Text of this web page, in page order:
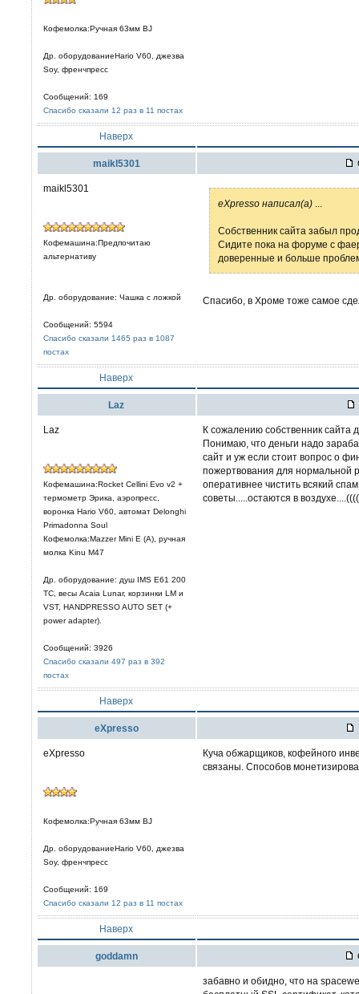
Кофемолка:Ручная 63мм BJ
Др. оборудованиеHario V60, джезва
Soy, френчпресс
Сообщений: 169
Спасибо сказали 12 раз в 11 постах
Наверх
maikl5301
maikl5301
Кофемашина:Предпочитаю
альтернативу
Др. оборудование: Чашка с ложкой
Сообщений: 5594
Спасибо сказали 1465 раз в 1087
постах
eXpresso написал(а)
Собственник сайта забыл
Сидите пока на форуме с
доверенные и больше
Спасибо, в Хроме тоже самое
Наверх
Laz
Laz
Кофемашина:Rocket Cellini Evo v2 +
термометр Эрика, аэропресс,
воронка Hario V60, автомат Delonghi
Primadonna Soul
Кофемолка:Mazzer Mini E (A), ручная
молка Kinu M47
Др. оборудование: душ IMS E61 200
TC, весы Acaia Lunar, корзинки LM и
VST, HANDPRESSO AUTO SET (+
power adapter).
Сообщений: 3926
Спасибо сказали 497 раз в 392
постах
К сожалению собственник сайта
Понимаю, что деньги надо
сайт и уж если стоит вопрос о
пожертвования для нормальной
оперативнее чистить всякий
советы.....остаются в
Наверх
eXpresso
eXpresso
Кофемолка:Ручная 63мм BJ
Др. оборудованиеHario V60, джезва
Soy, френчпресс
Сообщений: 169
Спасибо сказали 12 раз в 11 постах
Куча обжарщиков, кофейного
связаны. Способов
Наверх
goddamn
забавно и обидно, что на